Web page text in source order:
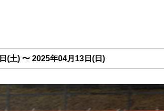
(土) 〜 2025年04月13日(日)